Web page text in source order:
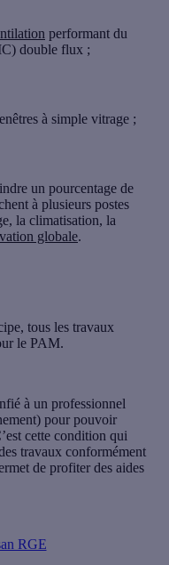
performant du
double flux ;
à simple vitrage ;
un pourcentage de
à plusieurs postes
la climatisation, la
globale.
tous les travaux
le PAM.
à un professionnel
pour pouvoir
cette condition qui
travaux conformément
de profiter des aides
RGE